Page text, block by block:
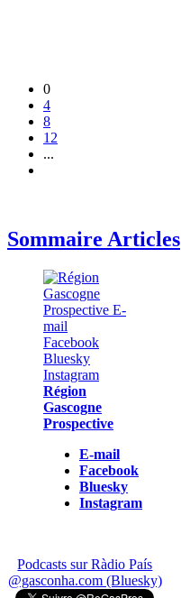
0
4
8
12
...
Sommaire Articles
Région
Gascogne
Prospective
E-mail
Facebook
Bluesky
Instagram
Podcasts sur Ràdio País
@gasconha.com (Bluesky)